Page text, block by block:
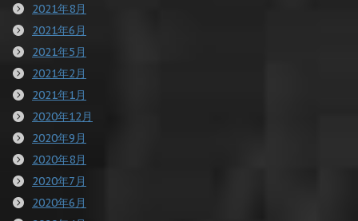
2021年8月
2021年6月
2021年5月
2021年2月
2021年1月
2020年12月
2020年9月
2020年8月
2020年7月
2020年6月